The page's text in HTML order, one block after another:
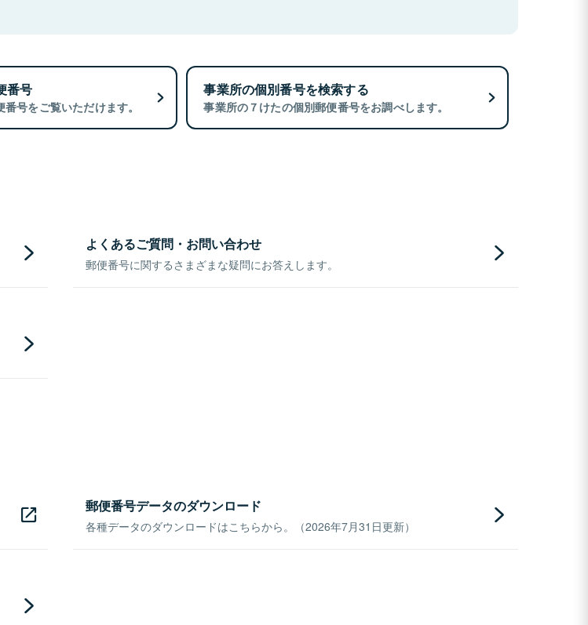
番号
号をご覧いただけます。
事業所の個別番号を検索する
事業所の７けたの個別郵便番号をお調べします。
よくあるご質問・お問い合わせ
郵便番号に関するさまざまな疑問にお答えします。
郵便番号データのダウンロード
各種データのダウンロードはこちらから。（2026年7月31日更新）